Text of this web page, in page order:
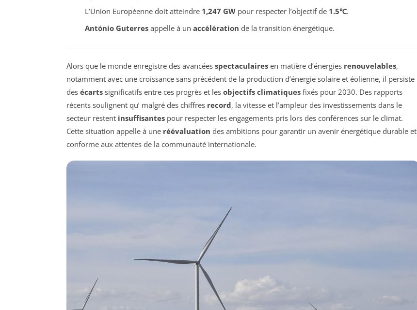
L’Union Européenne doit atteindre 1,247 GWpour respecter l’objectif de 1.5℃.
António Guterresappelle à un accélération de la transition énergétique.
Alors que le monde enregistre des avancées spectaculaires en matière d’énergies renouvelables,
notamment avec une croissance sans précédent de la production d’énergie solaire et éolienne, il persiste
des écarts significatifs entre ces progrès et les objectifs climatiques fixés pour 2030. Des rapports
récents soulignent qu’ malgré des chiffres record, la vitesse et l’ampleur des investissements dans le
secteur restent insuffisantes pour respecter les engagements pris lors des conférences sur le climat.
Cette situation appelle à une réévaluation des ambitions pour garantir un avenir énergétique durable et
conforme aux attentes de la communauté internationale.